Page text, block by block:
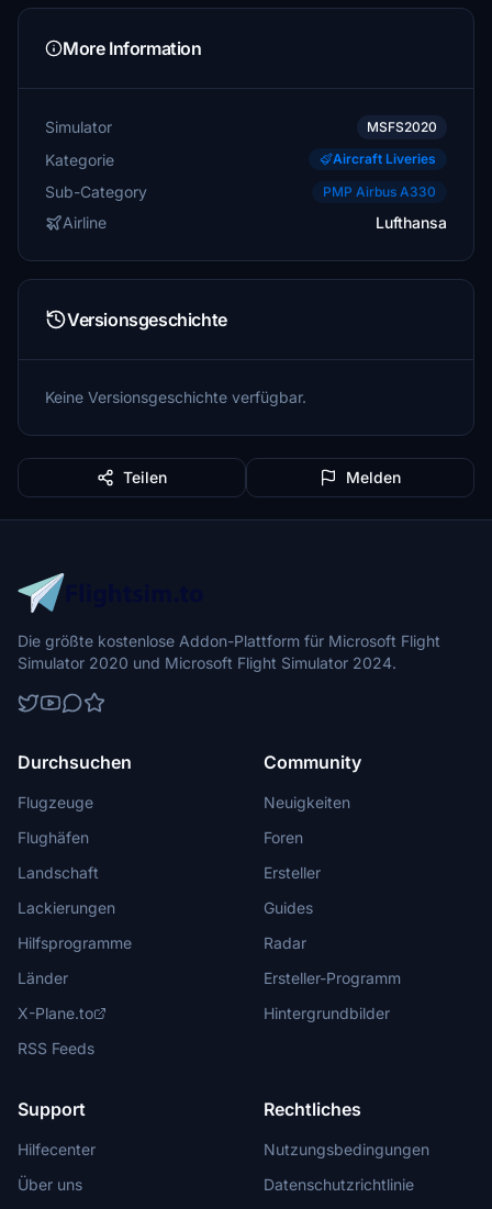
More Information
Simulator MSFS2020
Kategorie Aircraft Liveries
Sub-Category PMP Airbus A330
Airline Lufthansa
Versionsgeschichte
Keine Versionsgeschichte verfügbar.
Teilen Melden
Die größte kostenlose Addon-Plattform für Microsoft Flight
Simulator 2020 und Microsoft Flight Simulator 2024.
Durchsuchen
Flugzeuge
Flughäfen
Landschaft
Lackierungen
Hilfsprogramme
Länder
X-Plane.to
RSS Feeds
Community
Neuigkeiten
Foren
Ersteller
Guides
Radar
Ersteller-Programm
Hintergrundbilder
Support
Hilfecenter
Über uns
Rechtliches
Nutzungsbedingungen
Datenschutzrichtlinie